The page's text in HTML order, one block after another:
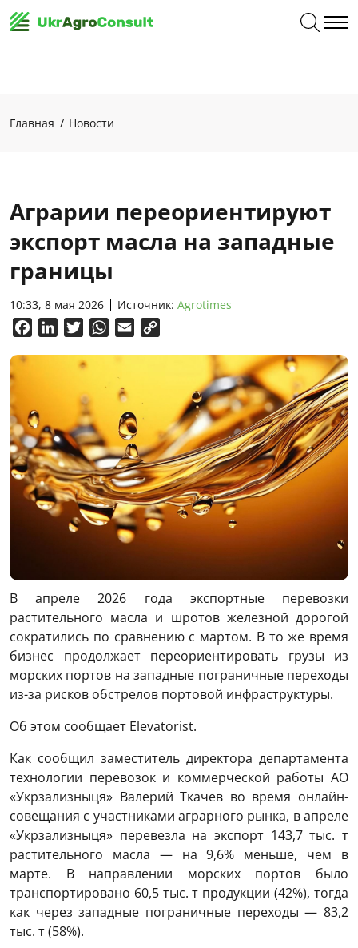
Главная Новости
Аграрии переориентируют
экспорт масла на западные
границы
10:33, 8 мая 2026 Источник: Аgrotimes
FacebookLinkedInTwitterWhatsApp
Email
В апреле 2026 года экспортные перевозки
растительного масла и шротов железной дорогой
сократились по сравнению с мартом. В то же время
бизнес продолжает переориентировать грузы из
морских портов на западные пограничные переходы
из-за рисков обстрелов портовой инфраструктуры.
Об этом сообщает Elevatorist.
Как сообщил заместитель директора департамента
технологии перевозок и коммерческой работы АО
«Укрзализныця» Валерий Ткачев во время онлайн-
совещания с участниками аграрного рынка, в апреле
«Укрзализныця» перевезла на экспорт 143,7 тыс. т
растительного масла — на 9,6% меньше, чем в
марте. В направлении морских портов было
транспортировано 60,5 тыс. т продукции (42%), тогда
как через западные пограничные переходы — 83,2
тыс. т (58%).